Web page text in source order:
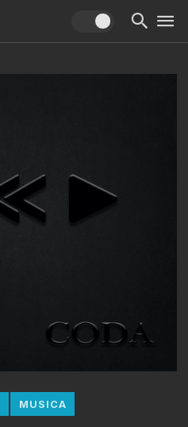
MUSICA